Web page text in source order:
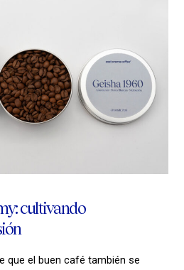
cultivando
que el buen café también se